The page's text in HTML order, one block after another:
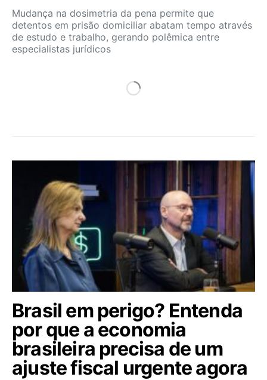
Mudança na dosimetria da pena permite que
detentos em prisão domiciliar abatam tempo através
de estudo e trabalho, gerando polêmica entre
especialistas jurídicos
Brasil em perigo? Entenda
por que a economia
brasileira precisa de um
ajuste fiscal urgente agora